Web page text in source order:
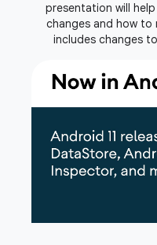
presentation will
changes and how to
includes changes